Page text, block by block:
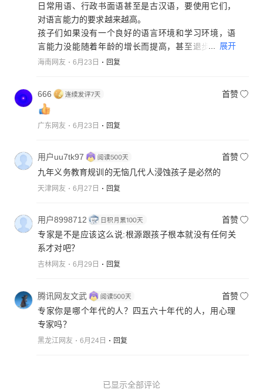
日常用语、行政书面语甚至是古汉语，要使用它们，
对语言能力的要求越来越高。
孩子们如果没有一个良好的语言环境和学习环境，语
言能力没能随着年龄的增长而提高，甚至退步，自然
就有可能被网络语言带到坑里。
校，没能给孩子们营造一个良好的言环境和学习环
境。这才是问题的根源，而不是简单粗暴地去禁网络
语言。
... 展开
海南网友 6月23日 回复
666 首赞
广东网友 6月23日 回复
用户uu7tk97
首赞
九年义务教育规训的无恼几代人浸蚀孩子是必然的
天津网友 6月27日 回复
用户8998712
首赞
专家是不是应该这么说:根源跟孩子根本就没有任何关
系才对吧？
吉林网友 6月29日 回复
腾讯网友文武
首赞
专家你是哪个年代的人？四五六十年代的人，用心理
专家吗？
黑龙江网友 6月24日 回复
已显示全部评论